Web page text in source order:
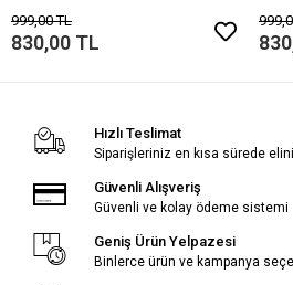
999,00 TL
830,00 TL
Hızlı Teslimat
Siparişleriniz en kısa sürede
Güvenli Alışveriş
Güvenli ve kolay ödeme sistemi
Geniş Ürün Yelpazesi
Binlerce ürün ve kampanya